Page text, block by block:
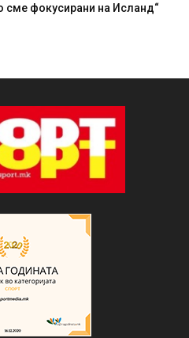
сме фокусирани на Исланд“